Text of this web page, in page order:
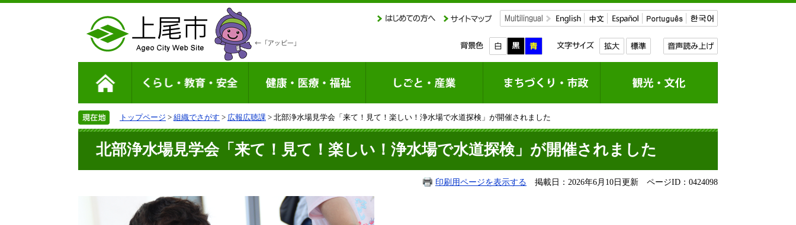
トップページ > 組織でさがす > 広報広聴課 > 北部浄水場見学会「来て！見て！楽しい！浄水場で水道探検」が開催されました
北部浄水場見学会「来て！見て！楽しい！浄水場で水道探検」が開催されました
印刷用ページを表示する 掲載日：2026年6月10日更新 ページID：0424098